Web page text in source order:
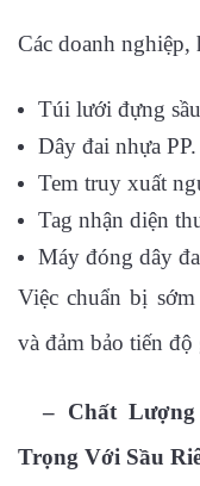
Các doanh nghiệp,
Túi lưới đựng
Dây đai nhựa PP.
Tem truy xuất
Tag nhận diện
Máy đóng dây
Việc chuẩn bị
và đảm bảo tiến độ
– Chất Lượng
Trọng Với Sầu